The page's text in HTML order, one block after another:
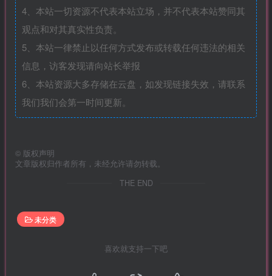
4、本站一切资源不代表本站立场，并不代表本站赞同其
观点和对其真实性负责。
5、本站一律禁止以任何方式发布或转载任何违法的相关
信息，访客发现请向站长举报
6、本站资源大多存储在云盘，如发现链接失效，请联系
我们我们会第一时间更新。
© 版权声明
文章版权归作者所有，未经允许请勿转载。
THE END
未分类
喜欢就支持一下吧